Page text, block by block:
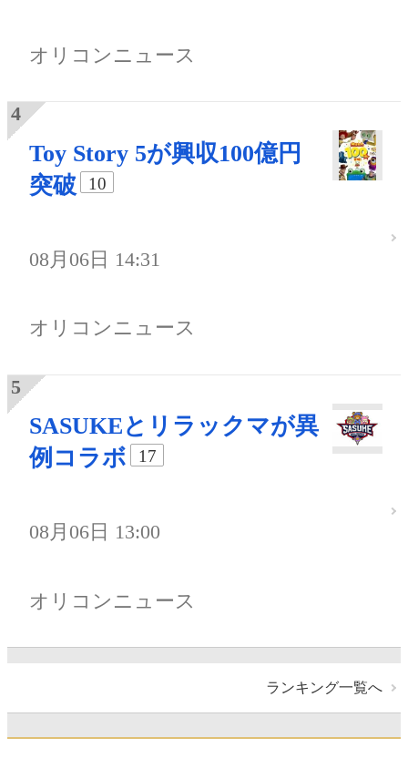
オリコンニュース
Toy Story 5が興収100億円
突破
10
08月06日 14:31
オリコンニュース
SASUKEとリラックマが異
例コラボ
17
08月06日 13:00
オリコンニュース
ランキング一覧へ